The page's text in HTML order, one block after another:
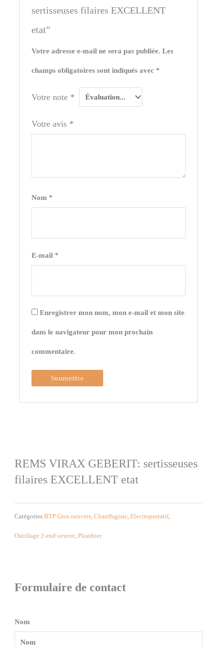
Formulaire de contact
Nom
sertisseuses filaires EXCELLENT
etat”
Votre adresse e-mail ne sera pas publiée. Les
champs obligatoires sont indiqués avec *
Votre note *
Votre avis *
Nom *
E-mail *
Enregistrer mon nom, mon e-mail et mon site
dans le navigateur pour mon prochain
commentaire.
REMS VIRAX GEBERIT: sertisseuses
filaires EXCELLENT etat
Catégories BTP Gros oeuvres, Chauffagiste, Electroportatif,
Outillage 2-end oeuvre, Plombier